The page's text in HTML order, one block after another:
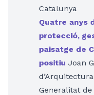
Catalunya
Quatre anys
protecció,
paisatge de
positiu Joan
Generalitat